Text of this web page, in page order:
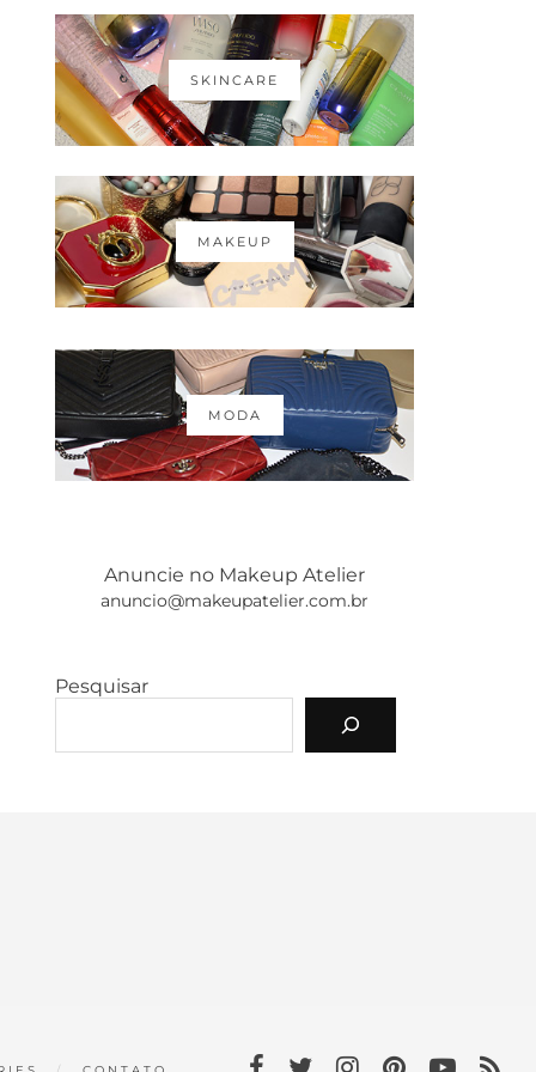
SKINCARE
MAKEUP
MODA
Anuncie no Makeup Atelier
anuncio@makeupatelier.com.br
Pesquisar